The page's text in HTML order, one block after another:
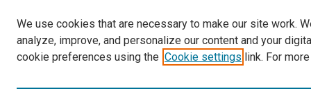
We use cookies that are necessary to make our site work.
analyze, improve, and personalize our content and your
cookie preferences using the Cookie settings link. For